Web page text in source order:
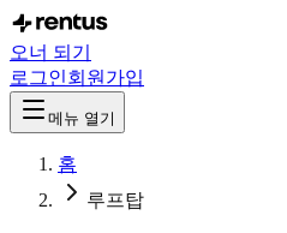
오너 되기
로그인회원가입
메뉴 열기
홈
루프탑